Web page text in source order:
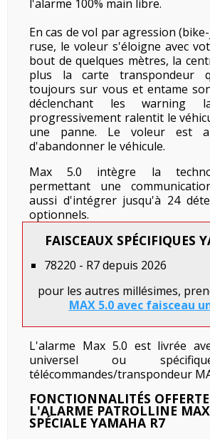
l'alarme 100% main libre.
En cas de vol par agression
ruse, le voleur s'éloigne avec
bout de quelques mètres, la
plus la carte transpondeur
toujours sur vous et entame
déclenchant les warning
progressivement ralentit le
une panne. Le voleur est
d'abandonner le véhicule.
Max 5.0 intègre la
permettant une
aussi d'intégrer jusqu'à 24
optionnels.
FAISCEAUX SPÉCIFIQUES
78220 - R7 depuis 2026
pour les autres millésimes,
MAX 5.0 avec faisceau
L'alarme Max 5.0 est livrée
universel ou
télécommandes/transpondeur
FONCTIONNALITÉS
L'ALARME PATROLLINE
SPÉCIALE YAMAHA R7